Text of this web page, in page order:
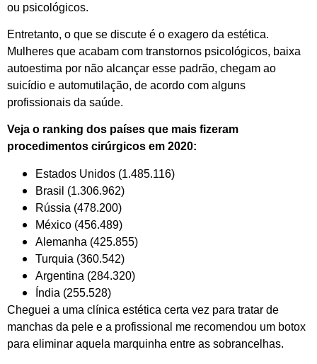
ou psicológicos.
Entretanto, o que se discute é o exagero da estética.
Mulheres que acabam com transtornos psicológicos, baixa
autoestima por não alcançar esse padrão, chegam ao
suicídio e automutilação, de acordo com alguns
profissionais da saúde.
Veja o ranking dos países que mais fizeram
procedimentos cirúrgicos em 2020:
Estados Unidos (1.485.116)
Brasil (1.306.962)
Rússia (478.200)
México (456.489)
Alemanha (425.855)
Turquia (360.542)
Argentina (284.320)
Índia (255.528)
Cheguei a uma clínica estética certa vez para tratar de
manchas da pele e a profissional me recomendou um botox
para eliminar aquela marquinha entre as sobrancelhas.